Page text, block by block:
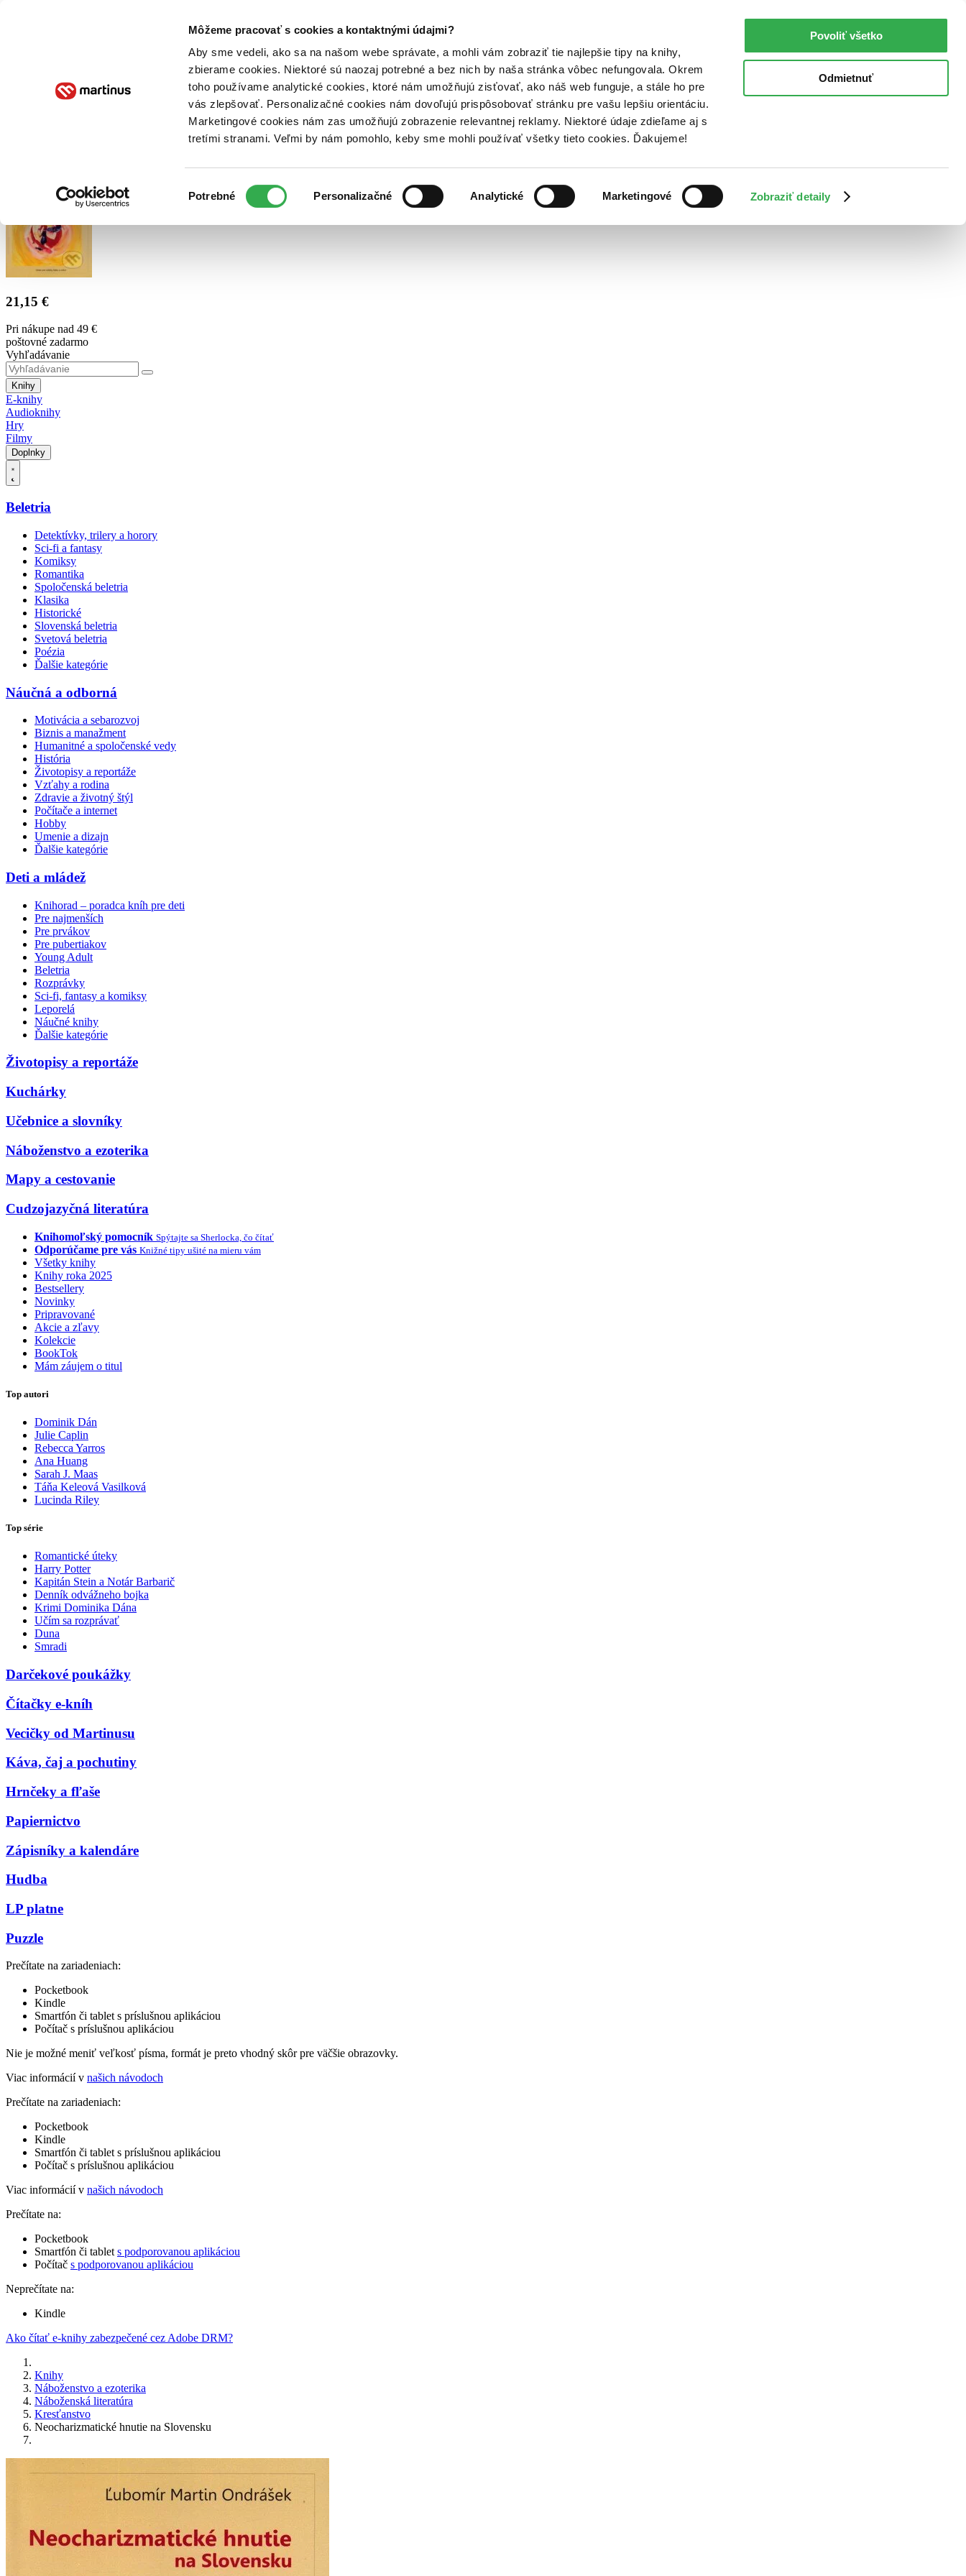
Môžeme pracovať s cookies a kontaktnými údajmi?
Aby sme vedeli, ako sa na našom webe správate, a mohli vám zobraziť tie najlepšie tipy na knihy,
zbierame cookies. Niektoré sú naozaj potrebné a bez nich by naša stránka vôbec nefungovala. Okrem
toho používame analytické cookies, ktoré nám umožňujú zisťovať, ako náš web funguje, a stále ho pre
vás zlepšovať. Personalizačné cookies nám dovoľujú prispôsobovať stránku pre vašu lepšiu orientáciu.
Marketingové cookies nám zas umožňujú zobrazenie relevantnej reklamy. Niektoré údaje zdieľame aj s
tretími stranami. Veľmi by nám pomohlo, keby sme mohli používať všetky tieto cookies. Ďakujeme!
súhlasu
Potrebné Personalizačné Analytické Marketingové Zobraziť detaily
Povoliť všetko
Odmietnuť
Poukážky Kontakt
21,15 €
Pri nákupe nad 49 €
poštovné zadarmo
Vyhľadávanie
Knihy
E-knihy
Audioknihy
Hry
Filmy
Doplnky
Beletria
Detektívky, trilery a horory
Sci-fi a fantasy
Komiksy
Romantika
Spoločenská beletria
Klasika
Historické
Slovenská beletria
Svetová beletria
Poézia
Ďalšie kategórie
Náučná a odborná
Motivácia a sebarozvoj
Biznis a manažment
Humanitné a spoločenské vedy
História
Životopisy a reportáže
Vzťahy a rodina
Zdravie a životný štýl
Počítače a internet
Hobby
Umenie a dizajn
Ďalšie kategórie
Deti a mládež
Knihorad – poradca kníh pre deti
Pre najmenších
Pre prvákov
Pre pubertiakov
Young Adult
Beletria
Rozprávky
Sci-fi, fantasy a komiksy
Leporelá
Náučné knihy
Ďalšie kategórie
Životopisy a reportáže
Kuchárky
Učebnice a slovníky
Náboženstvo a ezoterika
Mapy a cestovanie
Cudzojazyčná literatúra
Knihomoľský pomocník Spýtajte sa Sherlocka, čo čítať
Odporúčame pre vás Knižné tipy ušité na mieru vám
Všetky knihy
Knihy roka 2025
Bestsellery
Novinky
Pripravované
Akcie a zľavy
Kolekcie
BookTok
Mám záujem o titul
Top autori
Dominik Dán
Julie Caplin
Rebecca Yarros
Ana Huang
Sarah J. Maas
Táňa Keleová Vasilková
Lucinda Riley
Top série
Romantické úteky
Harry Potter
Kapitán Stein a Notár Barbarič
Denník odvážneho bojka
Krimi Dominika Dána
Učím sa rozprávať
Duna
Smradi
Darčekové poukážky
Čítačky e-kníh
Vecičky od Martinusu
Káva, čaj a pochutiny
Hrnčeky a fľaše
Papiernictvo
Zápisníky a kalendáre
Hudba
LP platne
Puzzle
Prečítate na zariadeniach:
Pocketbook
Kindle
Smartfón či tablet s príslušnou aplikáciou
Počítač s príslušnou aplikáciou
Nie je možné meniť veľkosť písma, formát je preto vhodný skôr pre väčšie obrazovky.
Viac informácií v našich návodoch
Prečítate na zariadeniach:
Pocketbook
Kindle
Smartfón či tablet s príslušnou aplikáciou
Počítač s príslušnou aplikáciou
Viac informácií v našich návodoch
Prečítate na:
Pocketbook
Smartfón či tablet s podporovanou aplikáciou
Počítač s podporovanou aplikáciou
Neprečítate na:
Kindle
Ako čítať e-knihy zabezpečené cez Adobe DRM?
Knihy
Náboženstvo a ezoterika
Náboženská literatúra
Kresťanstvo
Neocharizmatické hnutie na Slovensku